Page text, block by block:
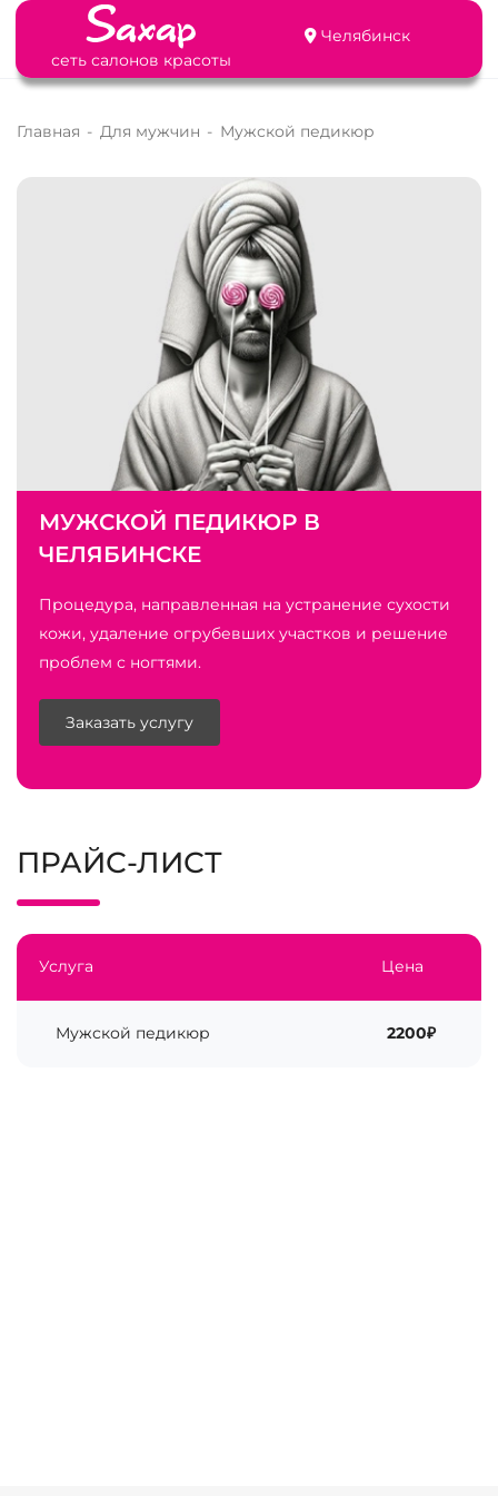
сеть салонов красоты
Челябинск
Главная - Для мужчин - Мужской педикюр
МУЖСКОЙ ПЕДИКЮР В
ЧЕЛЯБИНСКЕ
Процедура, направленная на устранение сухости
кожи, удаление огрубевших участков и решение
проблем с ногтями.
Заказать услугу
ПРАЙС-ЛИСТ
Услуга Цена
Мужской педикюр 2200₽